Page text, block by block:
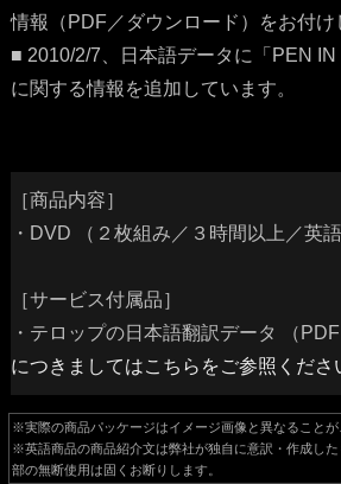
情報（PDF／ダウンロード）をお付け
■ 2010/2/7、日本語データに「PEN
に関する情報を追加しています。
［商品内容］
・DVD （２枚組み／３時間以上／英語
［サービス付属品］
・テロップの日本語翻訳データ （
につきましてはこちらをご参照くださ
※実際の商品パッケージはイメージ画像と異なることが
※英語商品の商品紹介文は弊社が独自に意訳・作成し
部の無断使用は固くお断りします。